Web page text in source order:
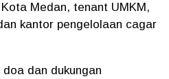
Medan, tenant UMKM,
kantor pengelolaan cagar
dan dukungan